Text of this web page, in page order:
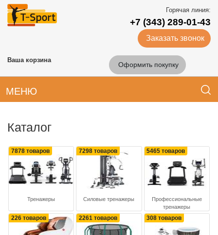
Горячая линия:
+7 (343) 289-01-43
Заказать звонок
Ваша корзина
Оформить покупку
МЕНЮ
Каталог
7878 товаров
Тренажеры
7298 товаров
Силовые тренажеры
5465 товаров
Профессиональные
тренажеры
226 товаров 2261 товаров 308 товаров